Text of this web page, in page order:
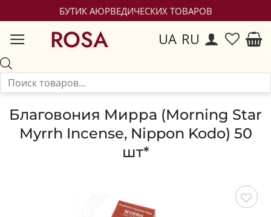
БУТИК АЮРВЕДИЧЕСКИХ ТОВАРОВ
ROSA UA RU
Благовония Мирра (Morning Star
Myrrh Incense, Nippon Kodo) 50
шт*